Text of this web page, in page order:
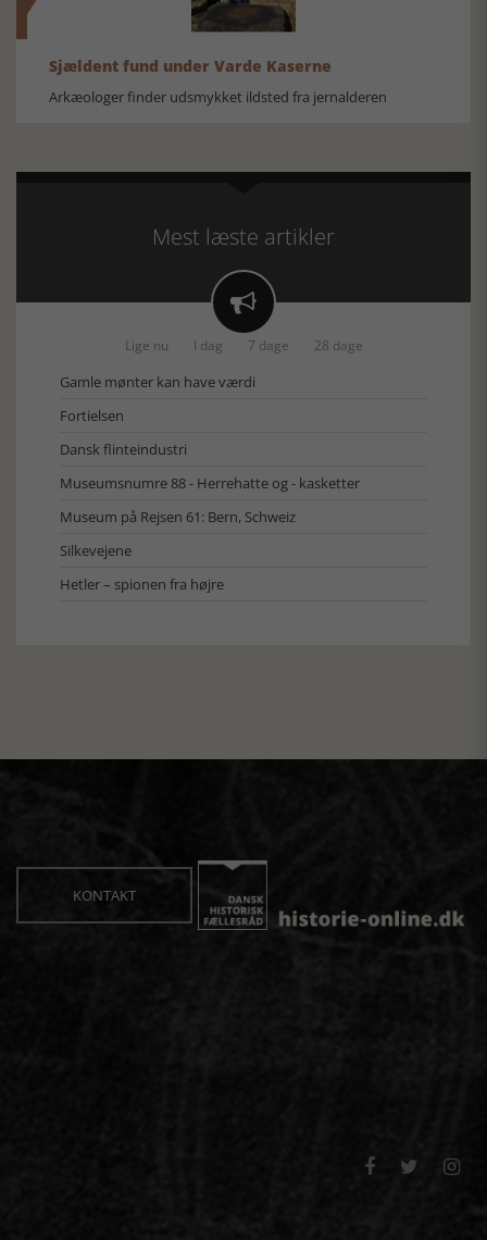
Sjældent fund under Varde Kaserne
Arkæologer finder udsmykket ildsted fra jernalderen
Mest læste artikler

Lige nu I dag 7 dage 28 dage
Gamle mønter kan have værdi
Fortielsen
Dansk flinteindustri
Museumsnumre 88 - Herrehatte og - kasketter
Museum på Rejsen 61: Bern, Schweiz
Silkevejene
Hetler – spionen fra højre
KONTAKT
  